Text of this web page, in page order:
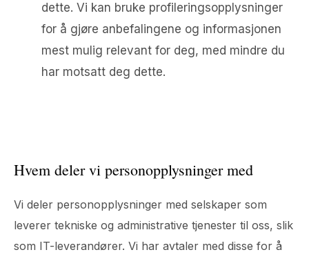
dette. Vi kan bruke profileringsopplysninger
for å gjøre anbefalingene og informasjonen
mest mulig relevant for deg, med mindre du
har motsatt deg dette.
Hvem deler vi personopplysninger med
Vi deler personopplysninger med selskaper som
leverer tekniske og administrative tjenester til oss, slik
som IT-leverandører. Vi har avtaler med disse for å